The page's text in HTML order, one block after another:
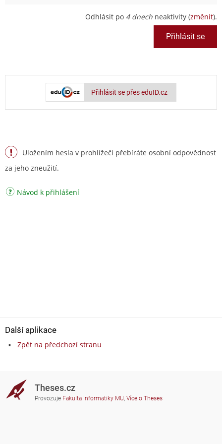
Odhlásit po 4 dnech neaktivity (změnit).
Přihlásit se přes eduID.cz
Uložením hesla v prohlížeči přebíráte osobní odpovědnost
za jeho zneužití.
Návod k přihlášení
Další aplikace
Zpět na předchozí stranu
Theses.cz
Provozuje Fakulta informatiky MU, Více o Theses